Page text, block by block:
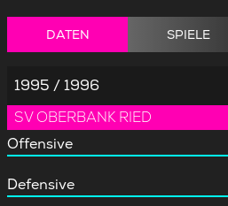
DATEN SPIELE
1995 / 1996
SV OBERBANK RIED
Offensive
Defensive